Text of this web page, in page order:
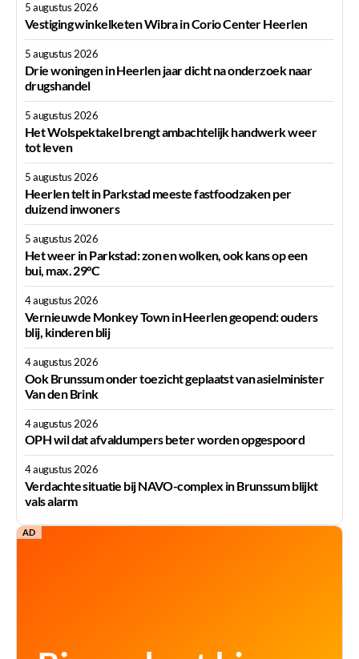
5 augustus 2026
Vestiging winkelketen Wibra in Corio Center Heerlen
5 augustus 2026
Drie woningen in Heerlen jaar dicht na onderzoek naar
drugshandel
5 augustus 2026
Het Wolspektakel brengt ambachtelijk handwerk weer
tot leven
5 augustus 2026
Heerlen telt in Parkstad meeste fastfoodzaken per
duizend inwoners
5 augustus 2026
Het weer in Parkstad: zon en wolken, ook kans op een
bui, max. 29°C
4 augustus 2026
Vernieuwde Monkey Town in Heerlen geopend: ouders
blij, kinderen blij
4 augustus 2026
Ook Brunssum onder toezicht geplaatst van asielminister
Van den Brink
4 augustus 2026
OPH wil dat afvaldumpers beter worden opgespoord
4 augustus 2026
Verdachte situatie bij NAVO-complex in Brunssum blijkt
vals alarm
AD